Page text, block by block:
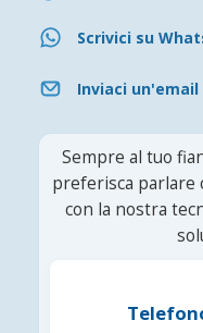
Scrivici su
Inviaci un'email
Sempre al tuo
preferisca parlare
con la nostra